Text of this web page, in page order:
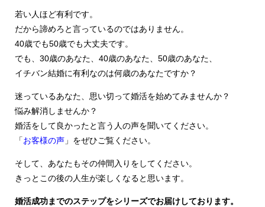
若い人ほど有利です。
だから諦めろと言っているのではありません。
40歳でも50歳でも大丈夫です。
でも、30歳のあなた、40歳のあなた、50歳のあなた、
イチバン結婚に有利なのは何歳のあなたですか？
迷っているあなた、思い切って婚活を始めてみませんか？
悩み解消しませんか？
婚活をして良かったと言う人の声を聞いてください。
「お客様の声 」をぜひご覧ください。
そして、あなたもその仲間入りをしてください。
きっとこの後の人生が楽しくなると思います。
婚活成功までのステップをシリーズでお届けしております。